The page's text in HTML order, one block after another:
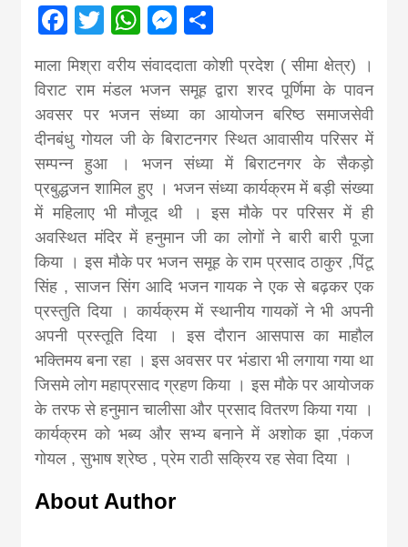
from
news,
khabar
Facebook
TwitterWhatsApp
Messenger
माला मिश्रा वरीय संवाददाता कोशी प्रदेश ( सीमा क्षेत्र) ।
विराट राम मंडल भजन समूह द्वारा शरद पूर्णिमा के पावन
अवसर पर भजन संध्या का आयोजन बरिष्ठ समाजसेवी
दीनबंधु गोयल जी के बिराटनगर स्थित आवासीय परिसर में
सम्पन्न हुआ । भजन संध्या में बिराटनगर के सैकड़ो
प्रबुद्धजन शामिल हुए । भजन संध्या कार्यक्रम में बड़ी संख्या
में महिलाए भी मौजूद थी । इस मौके पर परिसर में ही
अवस्थित मंदिर में हनुमान जी का लोगों ने बारी बारी पूजा
किया । इस मौके पर भजन समूह के राम प्रसाद ठाकुर ,पिंटू
सिंह , साजन सिंग आदि भजन गायक ने एक से बढ़कर एक
प्रस्तुति दिया । कार्यक्रम में स्थानीय गायकों ने भी अपनी
अपनी प्रस्तूति दिया । इस दौरान आसपास का माहौल
भक्तिमय बना रहा । इस अवसर पर भंडारा भी लगाया गया था
जिसमे लोग महाप्रसाद ग्रहण किया । इस मौके पर आयोजक
के तरफ से हनुमान चालीसा और प्रसाद वितरण किया गया ।
कार्यक्रम को भब्य और सभ्य बनाने में अशोक झा ,पंकज
गोयल , सुभाष श्रेष्ठ , प्रेम राठी सक्रिय रह सेवा दिया ।
About Author